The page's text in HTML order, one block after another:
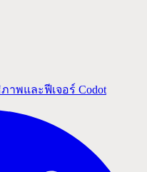
าพและฟีเจอร์ Codot